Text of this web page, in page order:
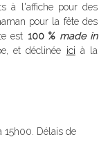
à l'affiche pour des
pour la fête des
est 100 % made in
et déclinée ici à la
15h00. Délais de